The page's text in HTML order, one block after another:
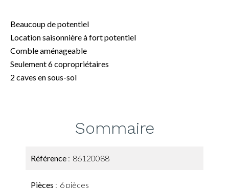
Beaucoup de potentiel
Location saisonnière à fort potentiel
Comble aménageable
Seulement 6 copropriétaires
2 caves en sous-sol
Sommaire
Référence 86120088
Pièces 6 pièces